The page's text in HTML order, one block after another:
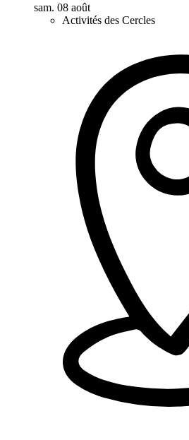
sam. 08 août
Activités des Cercles